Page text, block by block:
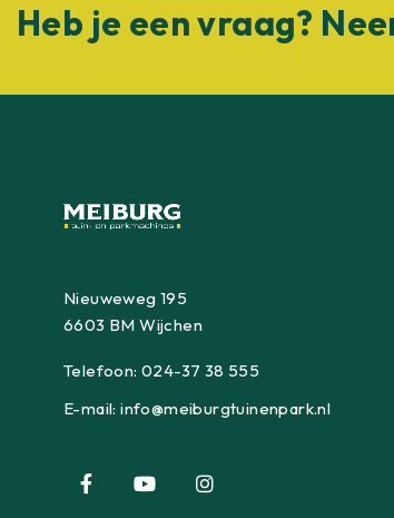
Heb je een vraag?
Nieuweweg 195
6603 BM Wijchen
Telefoon:024-37 38 555
E-mail:info@meiburgtuinenpark.nl